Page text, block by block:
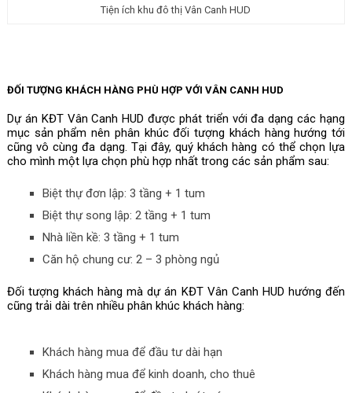
Tiện ích khu đô thị Vân Canh HUD
ĐỐI TƯỢNG KHÁCH HÀNG PHÙ HỢP VỚI VÂN CANH HUD
Dự án KĐT Vân Canh HUD được phát triển với đa dạng các hạng
mục sản phẩm nên phân khúc đối tượng khách hàng hướng tới
cũng vô cùng đa dạng. Tại đây, quý khách hàng có thể chọn lựa
cho mình một lựa chọn phù hợp nhất trong các sản phẩm sau:
Biệt thự đơn lập: 3 tầng + 1 tum
Biệt thự song lập: 2 tầng + 1 tum
Nhà liền kề: 3 tầng + 1 tum
Căn hộ chung cư: 2 – 3 phòng ngủ
Đối tượng khách hàng mà dự án KĐT Vân Canh HUD hướng đến
cũng trải dài trên nhiều phân khúc khách hàng:
Khách hàng mua để đầu tư dài hạn
Khách hàng mua để kinh doanh, cho thuê